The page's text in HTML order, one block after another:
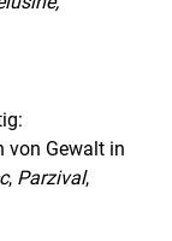
von Gewalt in
, Parzival,